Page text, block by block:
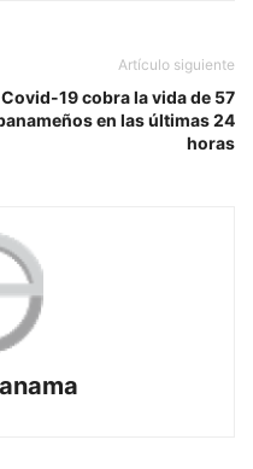
Artículo siguiente
Covid-19 cobra la vida de 57
en las últimas 24
horas